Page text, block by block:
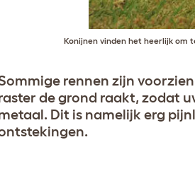
Konijnen vinden het heerlijk om
rennen zijn
de grond raakt, zodat
Dit is namelijk erg